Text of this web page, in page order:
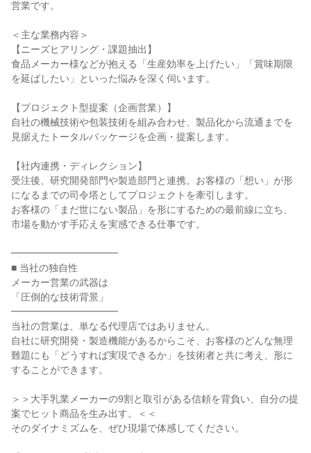
営業です。
＜主な業務内容＞
【ニーズヒアリング・課題抽出】
食品メーカー様などが抱える「生産効率を上げたい」「賞味期限
を延ばしたい」といった悩みを深く伺います。
【プロジェクト型提案（企画営業）】
自社の機械技術や包装技術を組み合わせ、製品化から流通までを
見据えたトータルパッケージを企画・提案します。
【社内連携・ディレクション】
受注後、研究開発部門や製造部門と連携。お客様の「想い」が形
になるまでの司令塔としてプロジェクトを牽引します。
お客様の「まだ世にない製品」を形にするための最前線に立ち、
市場を動かす手応えを実感できる仕事です。
━━━━━━━━━━━
■ 当社の独自性
メーカー営業の武器は
「圧倒的な技術背景」
━━━━━━━━━━━
当社の営業は、単なる代理店ではありません。
自社に研究開発・製造機能があるからこそ、お客様のどんな無理
難題にも「どうすれば実現できるか」を技術者と共に考え、形に
することができます。
＞＞大手乳業メーカーの9割と取引がある信頼を背負い、自分の提
案でヒット商品を生み出す。＜＜
そのダイナミズムを、ぜひ現場で体感してください。